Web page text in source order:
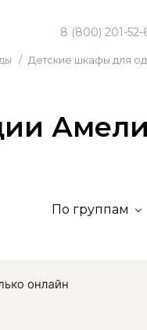
8 (800) 201-52-
/ Детские шкафы для
Амели
По группам